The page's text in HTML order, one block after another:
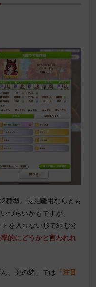
2種型。長距離用ならとも
づらいかもですが、
を入れない形で組む分
的にどうかと言われれ
、兜の緒」では 「注目